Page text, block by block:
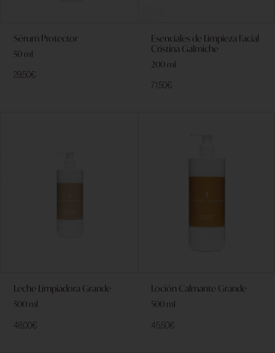
Sérum Protector
50 ml
29,50€
Esenciales de Limpieza Facial
Cristina Galmiche
200 ml
71,50€
Leche Limpiadora Grande
500 ml
48,00€
Loción Calmante Grande
500 ml
45,50€